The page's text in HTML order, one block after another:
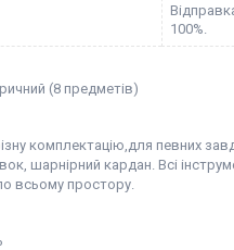
100%.
(8 предметів)
комплектацію,для певних
шарнірний кардан. Всі
всьому простору.